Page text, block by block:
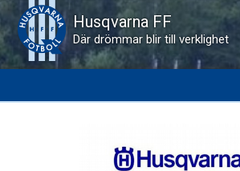
Husqvarna FF
Där drömmar blir till verklighet